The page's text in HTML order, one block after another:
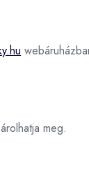
meg.